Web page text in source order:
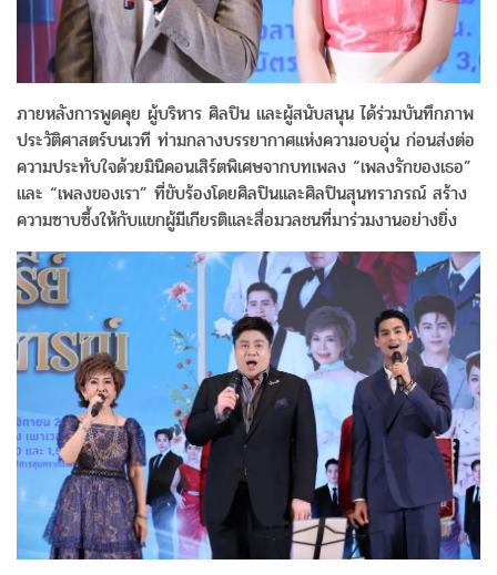
ภายหลังการพูดคุย ผู้บริหาร ศิลปิน และผู้สนับสนุน ได้ร่วมบันทึกภาพ
ประวัติศาสตร์บนเวที ท่ามกลางบรรยากาศแห่งความอบอุ่น ก่อนส่งต่อ
ความประทับใจด้วยมินิคอนเสิร์ตพิเศษจากบทเพลง “เพลงรักของเธอ”
และ “เพลงของเรา” ที่ขับร้องโดยศิลปินและศิลปินสุนทราภรณ์ สร้าง
ความซาบซึ้งให้กับแขกผู้มีเกียรติและสื่อมวลชนที่มาร่วมงานอย่างยิ่ง